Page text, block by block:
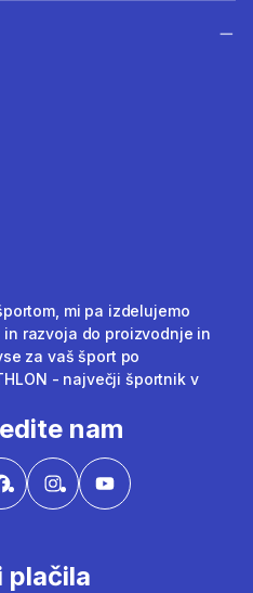
mi pa izdelujemo
razvoja do proizvodnje in
za vaš šport po
- največji športnik v
nam
plačila